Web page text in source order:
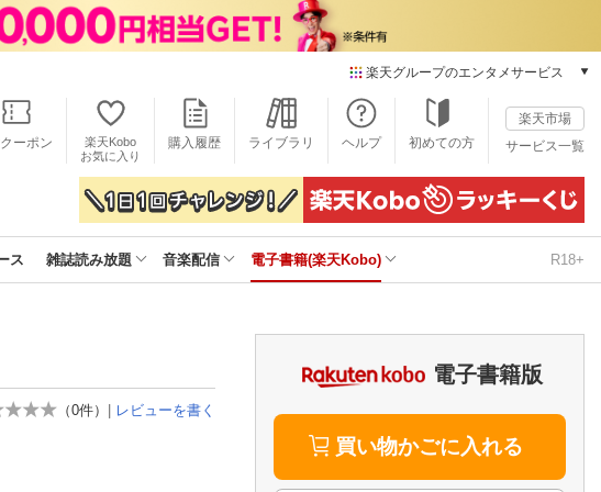
楽天グループのエンタメサービス
本/ゲーム/CD/DVD
楽天ブックス
電子書籍
楽天Kobo
雑誌読み放題
楽天ミュージック
楽天TV
動画配信ガイド
Rakuten PLAY
Rチャンネル
ーポン
楽天Kobo
お気に入り
購入履歴 ライブラリ ヘルプ 初めての方
楽天市場
サービス一覧
ス 雑誌読み放題 音楽配信 電子書籍(楽天Kobo) R18+
（0件） | レビューを書く
電子書籍版
買い物かごに入れる